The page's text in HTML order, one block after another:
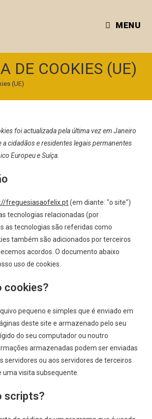
MENU
DE COOKIES (UE)
(UE)
foi actualizada pela última vez em Janeiro
a cidadãos e residentes legais permanentes
Europeu e Suíça.
freguesiasaofelix.pt(em diante: "o site")
tecnologias relacionadas (por
as tecnologias são referidas como
também são adicionados por terceiros
acordos. O documento abaixo
uso de cookies.
cookies?
pequeno e simples que é enviado em
deste site e armazenado pelo seu
do seu computador ou noutro
armazenadas podem ser enviadas
servidores ou aos servidores de terceiros
visita subsequente.
scripts?